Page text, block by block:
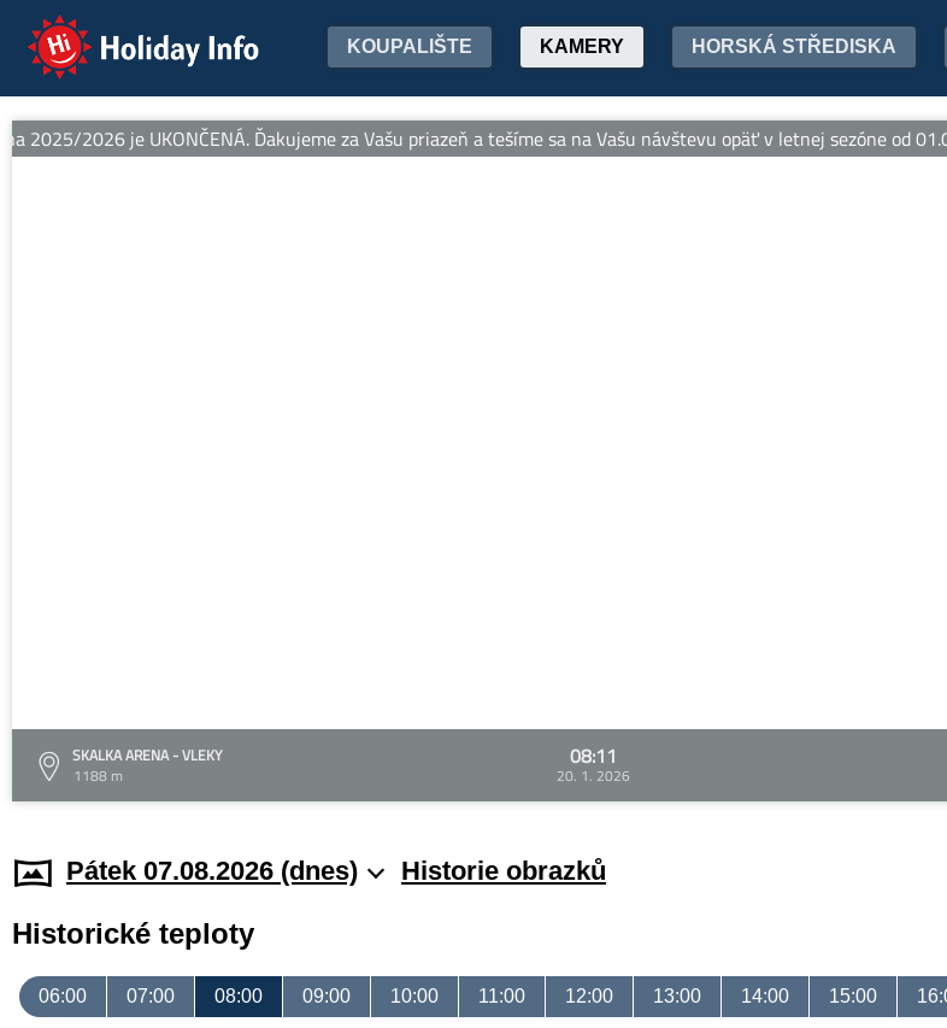
Holiday Info KOUPALIŠTE KAMERY HORSKÁ STŘEDISKA
2025/2026 je UKONČENÁ. Ďakujeme za Vašu priazeň a tešíme sa na Vašu návštevu opäť v letnej sezóne od
SKALKA ARENA - VLEKY
1188 m
08:11
20. 1. 2026
Pátek 07.08.2026 (dnes) Historie obrazků
Historické teploty
06:00 07:00 08:00 09:00 10:00 11:00 12:00 13:00 14:00 15:00